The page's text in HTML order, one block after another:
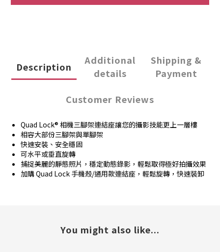
Description
Additional
details
Shipping &
Payment
Customer Reviews
Quad Lock® 相機三腳架連結座讓您的攝影技能更上一層樓
相容大部份三腳架與單腳架
快速安裝、安全穩固
可水平或垂直旋轉
捕捉美麗的靜態照片，穩定動態錄影，輕鬆取得極好拍攝效果
加購 Quad Lock 手機殼/通用款連結座，輕鬆旋轉，快速裝卸
You might also like...